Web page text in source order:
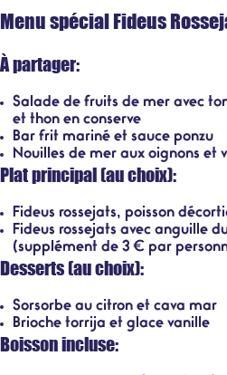
Menu spécial Fideus
À partager:
Salade de fruits de mer avec
et thon en conserve
Bar frit mariné et sauce ponzu
Nouilles de mer aux oignons et
Plat principal (au choix):
Fideus rossejats, poisson
Fideus rossejats avec anguille
(supplément de 3 € par
Desserts (au choix):
Sorsorbe au citron et cava mar
Brioche torrija et glace vanille
Boisson incluse: